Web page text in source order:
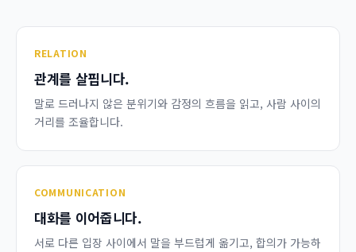
RELATION
관계를 살핍니다.
말로 드러나지 않은 분위기와 감정의 흐름을 읽고, 사람 사이의
거리를 조율합니다.
COMMUNICATION
대화를 이어줍니다.
서로 다른 입장 사이에서 말을 부드럽게 옮기고, 합의가 가능하